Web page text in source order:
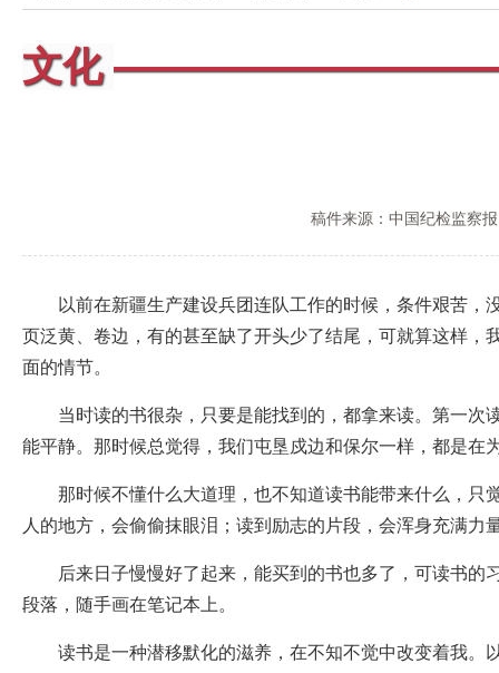
文化
稿件来源：中国纪检监察报
以前在新疆生产建设兵团连队工作的时候，条件艰苦，
页泛黄、卷边，有的甚至缺了开头少了结尾，可就算这样
面的情节。
当时读的书很杂，只要是能找到的，都拿来读。第一次读
能平静。那时候总觉得，我们屯垦戍边和保尔一样，都是
那时候不懂什么大道理，也不知道读书能带来什么，只
人的地方，会偷偷抹眼泪；读到励志的片段，会浑身充满力
后来日子慢慢好了起来，能买到的书也多了，可读书的
段落，随手画在笔记本上。
读书是一种潜移默化的滋养，在不知不觉中改变着我。